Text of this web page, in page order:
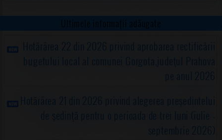
Ultimele informații adăugate
Hotărârea 22 din 2026 privind aprobarea rectificării
bugetului local al comunei Gorgota,judeţul Prahova
pe anul 2026
Hotărârea 21 din 2026 privind alegerea preşedintelui
de şedinţă pentru o perioada de trei luni (iulie -
septembrie 2026)